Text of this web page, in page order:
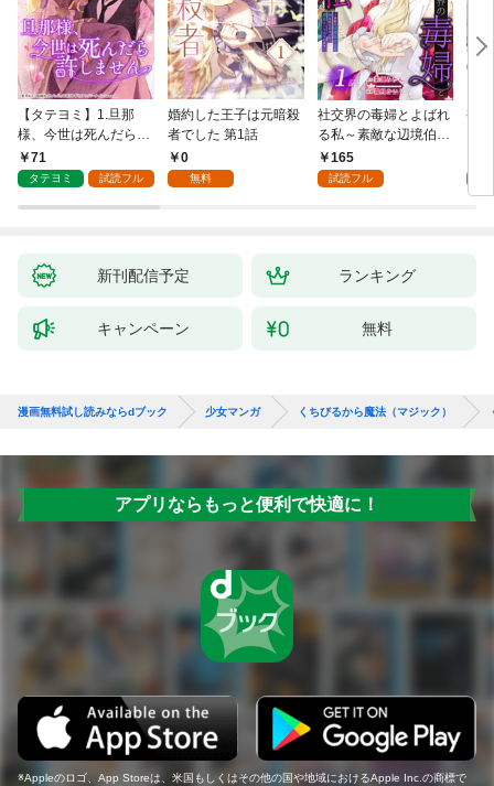
【タテヨミ】1.旦那
様、今世は死んだら許
しません
71
タテヨミ 試読フル
婚約した王子は元暗殺
者でした 第1話
0
無料
社交界の毒婦とよばれ
る私～素敵な辺境伯令
息に腕を折られたの
で、責任とってもらい
165
試読フル
視
新刊配信予定 ランキング
キャンペーン 無料
漫画無料試し読みならdブック 少女マンガ くちびるから魔法（マジック）
アプリならもっと便利で快適に！
Appleのロゴ、App Storeは、米国もしくはその他の国や地域におけるApple Inc.の商標で